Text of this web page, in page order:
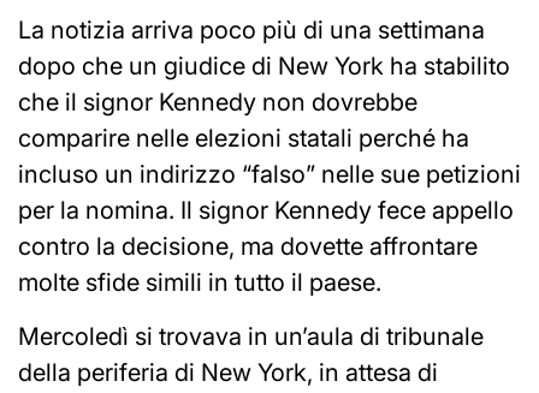
La notizia arriva poco più di una settimana
dopo che un giudice di New York ha stabilito
che il signor Kennedy non dovrebbe
comparire nelle elezioni statali perché ha
incluso un indirizzo “falso” nelle sue petizioni
per la nomina. Il signor Kennedy fece appello
contro la decisione, ma dovette affrontare
molte sfide simili in tutto il paese.
Mercoledì si trovava in un’aula di tribunale
della periferia di New York, in attesa di